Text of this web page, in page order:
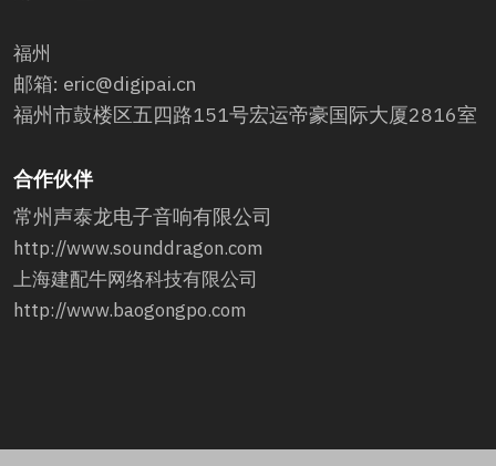
福州
邮箱: eric@digipai.cn
福州市鼓楼区五四路151号宏运帝豪国际大厦2816室
合作伙伴
常州声泰龙电子音响有限公司
http://www.sounddragon.com
上海建配牛网络科技有限公司
http://www.baogongpo.com